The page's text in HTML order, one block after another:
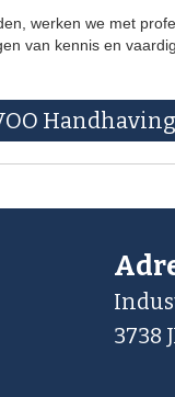
werken we met
van kennis en
Handhaving
3738